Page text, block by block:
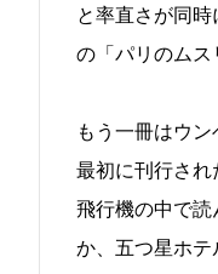
と率直さが同
の「パリのムス
もう一冊はウ
最初に刊行さ
飛行機の中で
か、五つ星ホ